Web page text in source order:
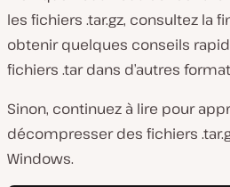
les fichiers .tar.gz, consultez la
obtenir quelques conseils
fichiers .tar dans d’autres
Sinon, continuez à lire pour
décompresser des fichiers
Windows.